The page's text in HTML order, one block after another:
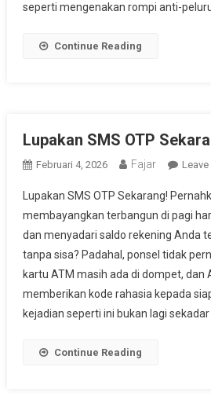
seperti mengenakan rompi anti-peluru
Continue Reading
Lupakan SMS OTP
Februari 4, 2026 Fajar
Lupakan SMS OTP Sekarang!
membayangkan terbangun di pagi
dan menyadari saldo rekening Anda
tanpa sisa? Padahal, ponsel tidak
kartu ATM masih ada di dompet, dan
memberikan kode rahasia kepada
kejadian seperti ini bukan lagi
Continue Reading